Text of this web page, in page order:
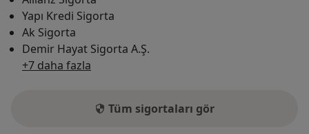
Yapı Kredi Sigorta
Ak Sigorta
Demir Hayat Sigorta A.Ş.
+7 daha fazla
Tüm sigortaları gör